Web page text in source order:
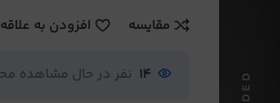
مقایسه
افزودن به
14 نفر در حال مشاهده